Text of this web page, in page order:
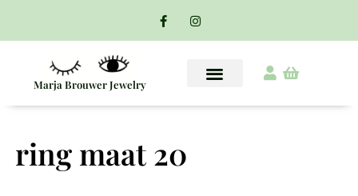
Marja Brouwer Jewelry
ring maat 20